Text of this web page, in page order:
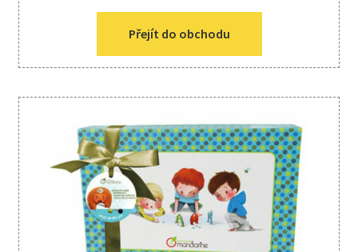
Přejít do obchodu